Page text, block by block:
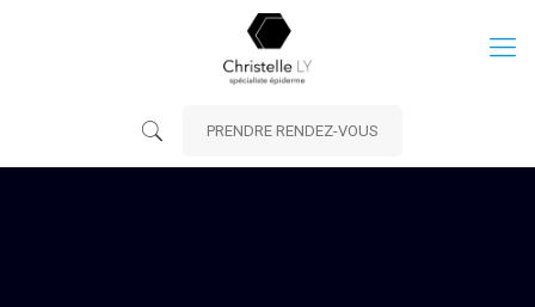
PRENDRE RENDEZ-VOUS